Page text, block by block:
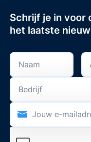
Schrijf je in voor
het laatste